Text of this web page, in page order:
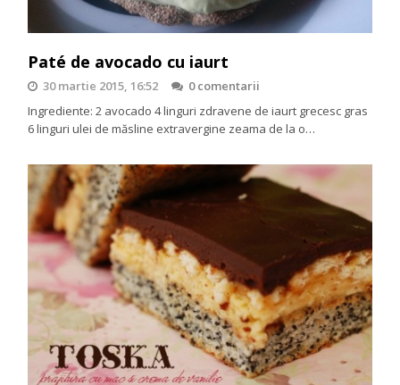
Paté de avocado cu iaurt
30 martie 2015, 16:52
0 comentarii
Ingrediente: 2 avocado 4 linguri zdravene de iaurt grecesc gras
6 linguri ulei de măsline extravergine zeama de la o…